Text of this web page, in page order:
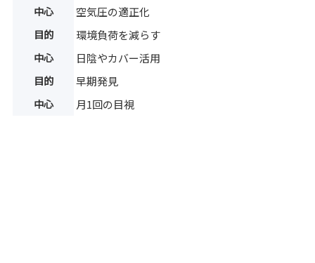
中心 空気圧の適正化
目的 環境負荷を減らす
中心 日陰やカバー活用
目的 早期発見
中心 月1回の目視